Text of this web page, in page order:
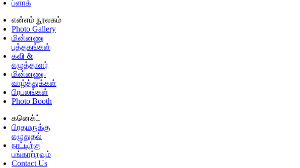
ப்ளாக்
என்எம் நூலகம்
Photo Gallery
மின்னணு
புத்தகங்கள்
கவி &
எழுத்தாளர்
மின்னணு-
வாழ்த்துக்கள்
பிரபலங்கள்
Photo Booth
கனெக்ட்
பிரதமருக்கு
எழுதுதல்
நாட்டிற்கு
பங்காற்றவும்
Contact Us